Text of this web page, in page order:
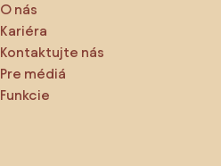
O nás
Kariéra
Kontaktujte nás
Pre médiá
Funkcie